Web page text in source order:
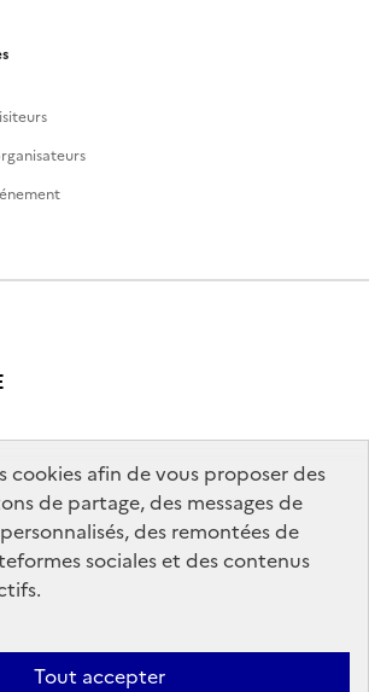
cookies afin de vous proposer des
de partage, des messages de
des remontées de
sociales et des contenus
Tout accepter
info.gouv.fr
data.gouv.fr
légales